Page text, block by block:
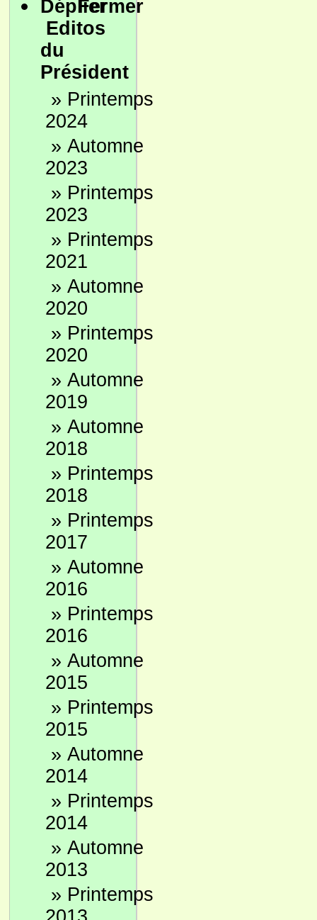
Editos
du
Président
» Printemps
2024
» Automne
2023
» Printemps
2023
» Printemps
2021
» Automne
2020
» Printemps
2020
» Automne
2019
» Automne
2018
» Printemps
2018
» Printemps
2017
» Automne
2016
» Printemps
2016
» Automne
2015
» Printemps
2015
» Automne
2014
» Printemps
2014
» Automne
2013
» Printemps